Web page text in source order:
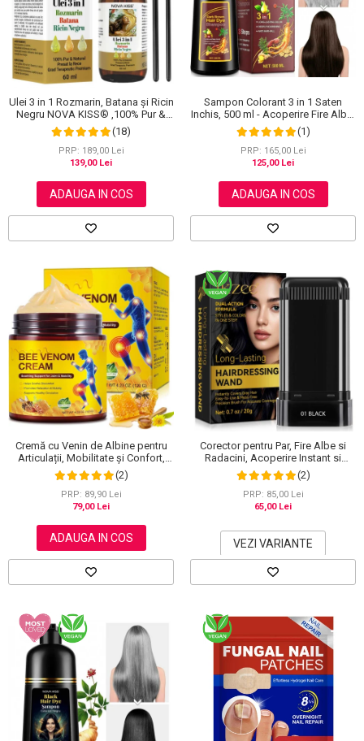
Ulei 3 in 1 Rozmarin, Batana și Ricin
Negru NOVA KISS® ,100% Pur &
Natural, Grad Terapeutic Premium,
pentru Cresterea Parului, Tratarea
Scalpului si Pielii, 60 ml
(18)
PRP: 189,00 Lei
139,00 Lei
ADAUGA IN COS
Sampon Colorant 3 in 1 Saten
Inchis, 500 ml - Acoperire Fire Albe,
Hranire si Anti-Cadere
(1)
PRP: 165,00 Lei
125,00 Lei
ADAUGA IN COS
Cremă cu Venin de Albine pentru
Articulații, Mobilitate și Confort,
120 g
(2)
PRP: 89,90 Lei
79,00 Lei
ADAUGA IN COS
Corector pentru Par, Fire Albe si
Radacini, Acoperire Instant si
Rezistenta la Transfer, 20 g
(2)
PRP: 85,00 Lei
65,00 Lei
VEZI VARIANTE